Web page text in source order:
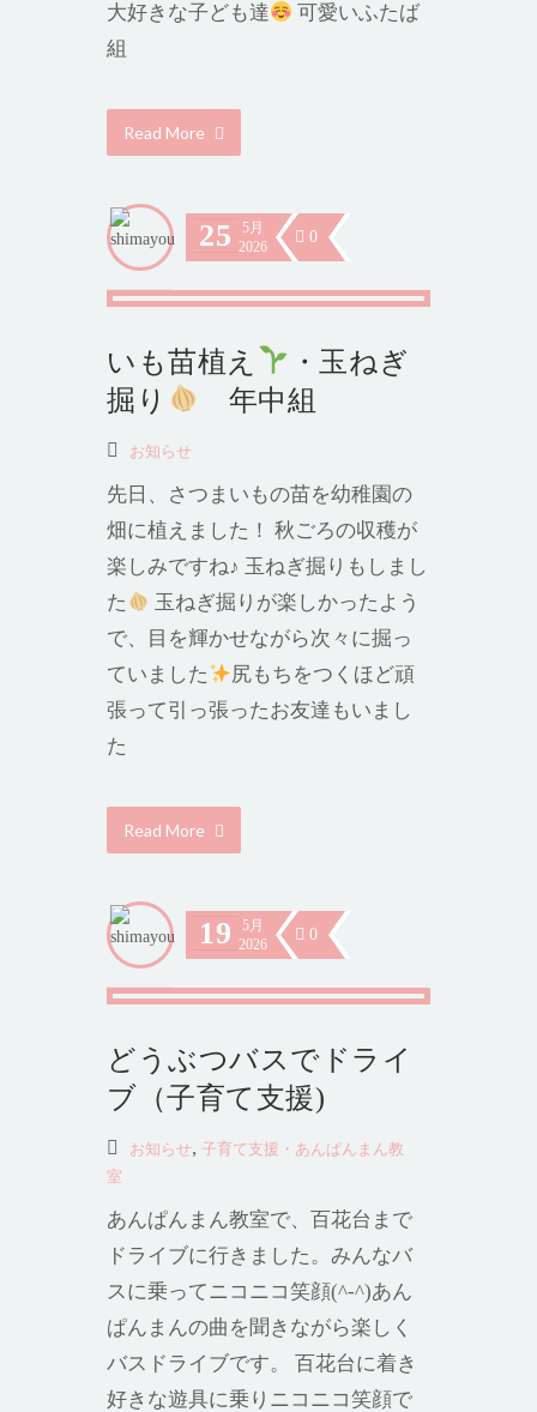
大好きな子ども達
可愛いふたば
組
Read More
25
5月
2026
0
いも苗植え
・玉ねぎ
掘り
年中組
お知らせ
先日、さつまいもの苗を幼稚園の
畑に植えました！ 秋ごろの収穫が
楽しみですね♪ 玉ねぎ掘りもしまし
た
玉ねぎ掘りが楽しかったよう
で、目を輝かせながら次々に掘っ
ていました
尻もちをつくほど頑
張って引っ張ったお友達もいまし
た
Read More
19
5月
2026
0
どうぶつバスでドライ
ブ（子育て支援)
お知らせ, 子育て支援・あんぱんまん教
室
あんぱんまん教室で、百花台まで
ドライブに行きました。みんなバ
スに乗ってニコニコ笑顔(^-^)あん
ぱんまんの曲を聞きながら楽しく
バスドライブです。 百花台に着き
好きな遊具に乗りニコニコ笑顔で